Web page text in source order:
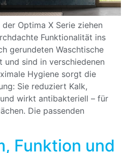
Optima X Serie ziehen
Funktionalität ins
gerundeten Waschtische
und sind in verschiedenen
Hygiene sorgt die
Sie reduziert Kalk,
wirkt antibakteriell – für
Die passenden
Funktion und